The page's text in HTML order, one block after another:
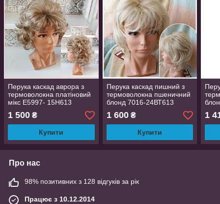
Перука каскад аврора з
термоволокна платіновий
мікс E5997- 15H613
1 500 ₴
Купити
Перука каскад пишний з
термоволокна пшеничний
блонд 7016-24ВТ613
1 600₴
Купити
1
Про нас
98% позитивних з 128 відгуків за рік
Працює з 10.12.2014